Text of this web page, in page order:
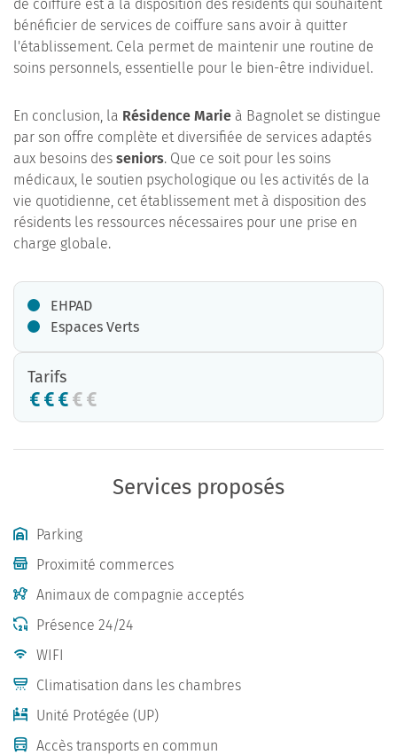
de coiffure est à la disposition des résidents qui souhaitent
bénéficier de services de coiffure sans avoir à quitter
l'établissement. Cela permet de maintenir une routine de
soins personnels, essentielle pour le bien-être individuel.
En conclusion, la Résidence Marie à Bagnolet se distingue
par son offre complète et diversifiée de services adaptés
aux besoins des seniors. Que ce soit pour les soins
médicaux, le soutien psychologique ou les activités de la
vie quotidienne, cet établissement met à disposition des
résidents les ressources nécessaires pour une prise en
charge globale.
EHPAD
Espaces Verts
Tarifs
Services proposés
Parking
Proximité commerces
Animaux de compagnie acceptés
Présence 24/24
WIFI
Climatisation dans les chambres
Unité Protégée (UP)
Accès transports en commun